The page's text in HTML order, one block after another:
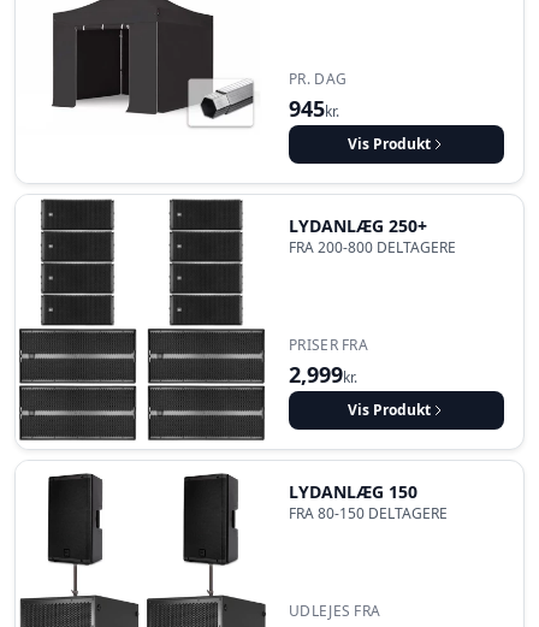
PR. DAG
945kr.
Vis Produkt
LYDANLÆG 250+
FRA 200-800 DELTAGERE
PRISER FRA
2,999kr.
Vis Produkt
LYDANLÆG 150
FRA 80-150 DELTAGERE
UDLEJES FRA